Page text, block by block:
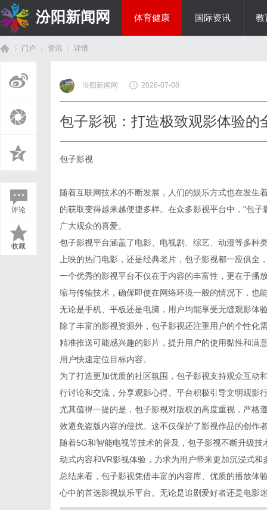
汾阳新闻网 体育健康 国际资讯 教
门户 资讯
›
详情
评论
收藏
汾阳新闻网 2026-07-08
包子影视：打造极致观影体验的
包子影视
随着互联网技术的不断发展，人们的娱乐方式也在发生
的获取变得越来越便捷多样。在众多影视平台中，"包
广大观众的喜爱。
包子影视平台涵盖了电影、电视剧、综艺、动漫等多种
上映的热门电影，还是经典老片，包子影视都一应俱
一个优秀的影视平台不仅在于内容的丰富性，更在于播
缩与传输技术，确保即使在网络环境一般的情况下，也
无论是手机、平板还是电脑，用户均能享受无缝观影体
除了丰富的影视资源外，包子影视还注重用户的个性化
精准推送可能感兴趣的影片，提升用户的使用黏性和满
用户快速定位目标内容。
为了打造更加优质的社区氛围，包子影视支持观众互动
行讨论和交流，分享观影心得。平台积极引导文明观影
尤其值得一提的是，包子影视对版权的高度重视，严格
效避免盗版内容的侵扰。这不仅保护了影视作品的创作
随着5G和智能电视等技术的普及，包子影视不断升级
动式内容和VR影视体验，力求为用户带来更加沉浸式和
总结来看，包子影视凭借丰富的内容库、优质的播放体
心中的首选影视娱乐平台。无论是追剧爱好者还是电影